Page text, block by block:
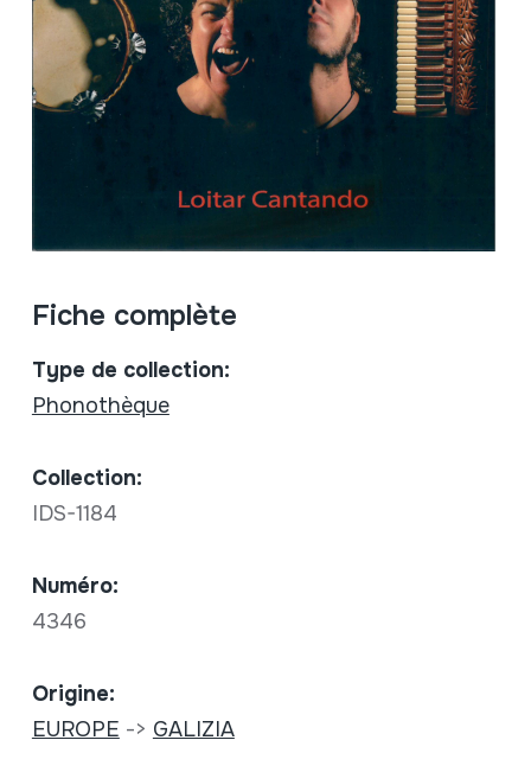
Fiche complète
Type de collection:
Phonothèque
Collection:
IDS-1184
Numéro:
4346
Origine:
EUROPE -> GALIZIA